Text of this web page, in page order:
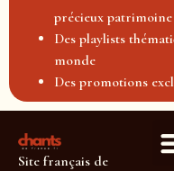
précieux patrimoine
Des playlists
monde
Des promotions
Site français de